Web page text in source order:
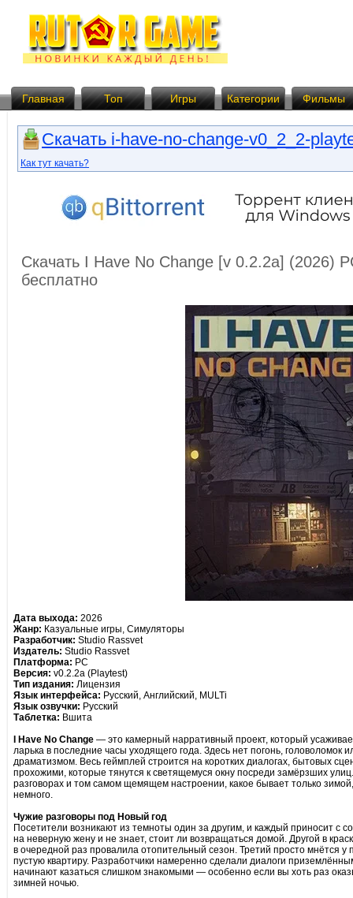
Главная Топ Игры Категории Фильмы
Скачать i-have-no-change-v0_2_2-
Как тут качать?
Скачать I Have No Change [v 0.2.2a] (2026)
бесплатно
Дата выхода: 2026
Жанр: Казуальные игры, Симуляторы
Разработчик: Studio Rassvet
Издатель: Studio Rassvet
Платформа: PC
Версия: v0.2.2a (Playtest)
Тип издания: Лицензия
Язык интерфейса: Русский, Английский, MULTi
Язык озвучки: Русский
Таблетка: Вшита
I Have No Change — это камерный нарративный проект, который
ларька в последние часы уходящего года. Здесь нет погонь, головоломок
драматизмом. Весь геймплей строится на коротких диалогах, бытовых
прохожими, которые тянутся к светящемуся окну посреди замёрзших
разговорах и том самом щемящем настроении, какое бывает только
немного.
Чужие разговоры под Новый год
Посетители возникают из темноты один за другим, и каждый приносит с
на неверную жену и не знает, стоит ли возвращаться домой. Другой в
в очередной раз провалила отопительный сезон. Третий просто мнётся у
пустую квартиру. Разработчики намеренно сделали диалоги
начинают казаться слишком знакомыми — особенно если вы хоть раз
зимней ночью.